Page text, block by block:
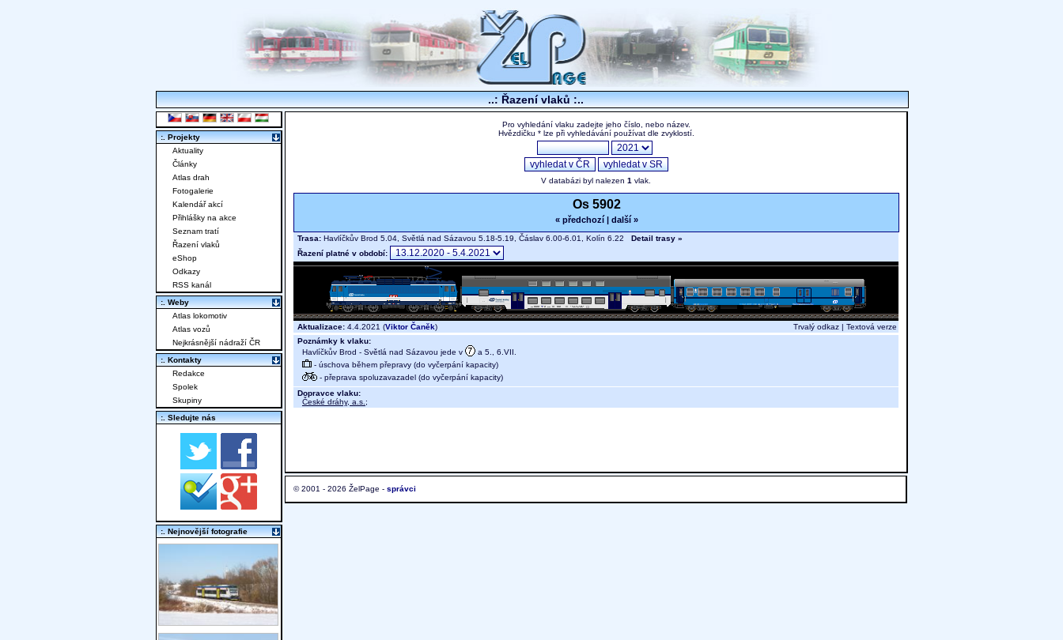
..: Řazení vlaků :..
Pro vyhledání vlaku zadejte jeho číslo, nebo název.
Hvězdičku * lze při vyhledávání používat dle zvyklostí.
V databázi byl nalezen 1 vlak.
Os 5902
« předchozí| další »
Trasa: Havlíčkův Brod 5.04, Světlá nad Sázavou 5.18-5.19, Čáslav 6.00-6.01, Kolín 6.22 Detail trasy »
Řazení platné v období:
Aktualizace: 4.4.2021 (Viktor Čaněk) Trvalý odkaz | Textová verze
Poznámky k vlaku:
Havlíčkův Brod - Světlá nad Sázavou jede v
a 5., 6.VII.
- úschova během přepravy (do vyčerpání kapacity)
- přeprava spoluzavazadel (do vyčerpání kapacity)
Dopravce vlaku:
České dráhy, a.s. ;
© 2001 - 2026 ŽelPage - správci
:. Projekty
Aktuality
Články
Atlas drah
Fotogalerie
Kalendář akcí
Přihlášky na akce
Seznam tratí
Řazení vlaků
eShop
Odkazy
RSS kanál
:. Weby
Atlas lokomotiv
Atlas vozů
Nejkrásnější nádraží ČR
:. Kontakty
Redakce
Spolek
Skupiny
:. Sledujte nás
:. Nejnovější fotografie